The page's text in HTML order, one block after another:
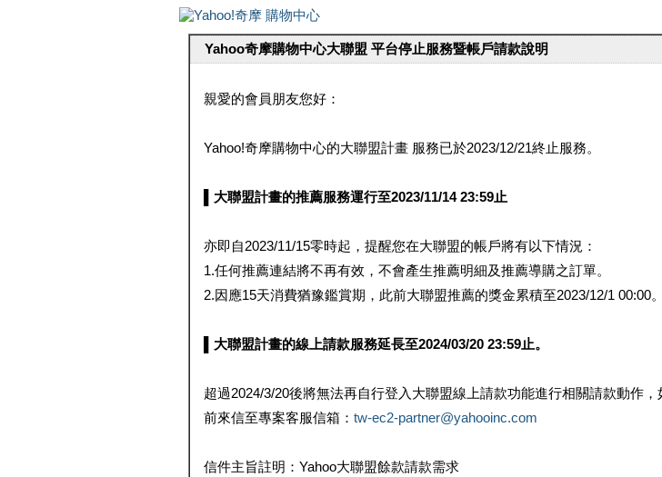
Yahoo奇摩購物中心大聯盟 平台停止服務暨帳戶請款說明
親愛的會員朋友您好：
Yahoo!奇摩購物中心的大聯盟計畫 服務已於2023/12/21終止服務。
▌大聯盟計畫的推薦服務運行至2023/11/14 23:59止
亦即自2023/11/15零時起，提醒您在大聯盟的帳戶將有以下情況：
1.任何推薦連結將不再有效，不會產生推薦明細及推薦導購之訂單。
2.因應15天消費猶豫鑑賞期，此前大聯盟推薦的獎金累積至2023/12/1 00:00。
▌大聯盟計畫的線上請款服務延長至2024/03/20 23:59止。
超過2024/3/20後將無法再自行登入大聯盟線上請款功能進行相關請款動作
前來信至專案客服信箱： tw-ec2-partner@yahooinc.com
信件主旨註明：Yahoo大聯盟餘款請款需求